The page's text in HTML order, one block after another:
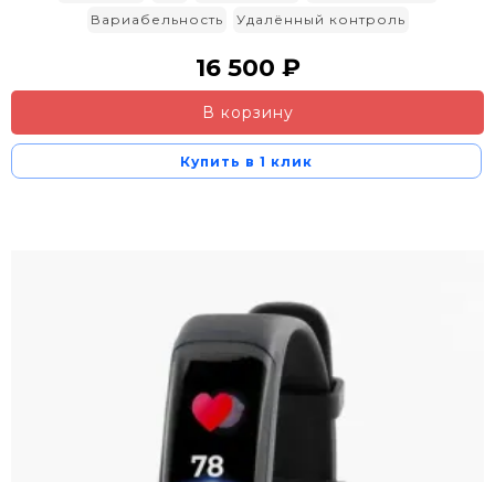
Вариабельность
Удалённый контроль
16 500 ₽
В корзину
Купить в 1 клик